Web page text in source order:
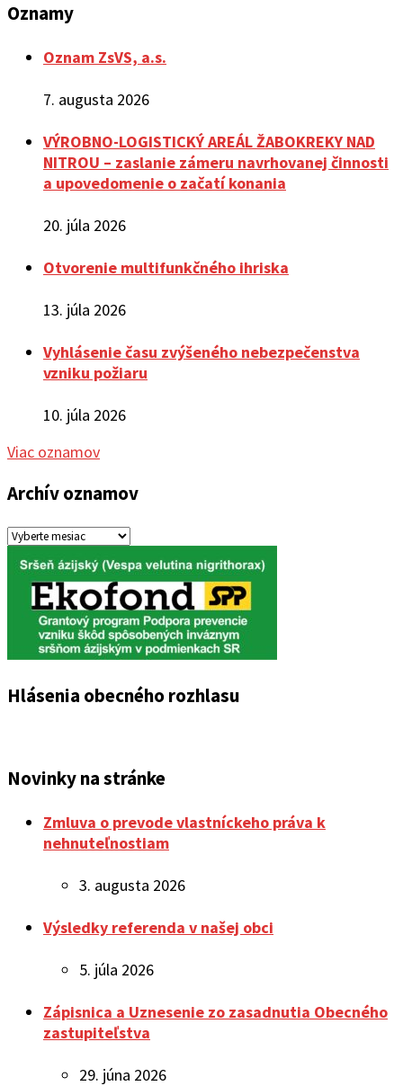
Oznamy
Oznam ZsVS, a.s.
7. augusta 2026
VÝROBNO-LOGISTICKÝ AREÁL ŽABOKREKY NAD
NITROU – zaslanie zámeru navrhovanej činnosti
a upovedomenie o začatí konania
20. júla 2026
Otvorenie multifunkčného ihriska
13. júla 2026
Vyhlásenie času zvýšeného nebezpečenstva
vzniku požiaru
10. júla 2026
Viac oznamov
Archív oznamov
Archív
oznamov
Hlásenia obecného rozhlasu
Novinky na stránke
Zmluva o prevode vlastníckeho práva k
nehnuteľnostiam
3. augusta 2026
Výsledky referenda v našej obci
5. júla 2026
Zápisnica a Uznesenie zo zasadnutia Obecného
zastupiteľstva
29. júna 2026